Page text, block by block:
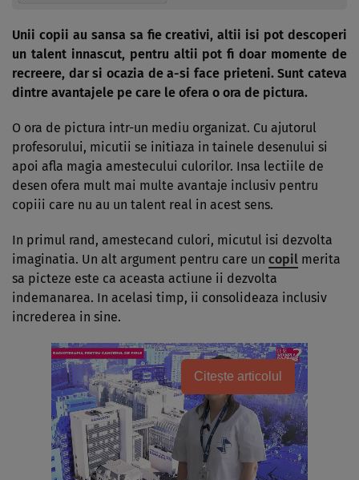
Unii copii au sansa sa fie creativi, altii isi pot descoperi
un talent innascut, pentru altii pot fi doar momente de
recreere, dar si ocazia de a-si face prieteni. Sunt cateva
dintre avantajele pe care le ofera o ora de pictura.
O ora de pictura intr-un mediu organizat. Cu ajutorul
profesorului, micutii se initiaza in tainele de­senului si
apoi afla magia amestecului culorilor. Insa lectiile de
desen ofera mult mai multe avantaje inclusiv pentru
copiii care nu au un talent real in acest sens.
In primul rand, amestecand cu­lori, micutul isi dezvolta
ima­ginatia. Un alt argument pen­tru care un copil merita
sa pic­teze este ca aceasta actiune ii dezvolta
indemanarea. In acelasi timp, ii consolideaza inclusiv
increderea in sine.
Citește articolul